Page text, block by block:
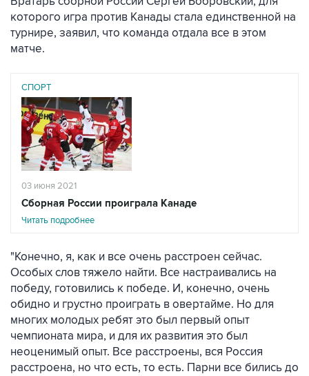
которого игра против Канады стала единственной на
турнире, заявил, что команда отдала все в этом
матче.
СПОРТ
03 июня 2021
Сборная России проиграла Канаде
Читать подробнее
"Конечно, я, как и все очень расстроен сейчас.
Особых слов тяжело найти. Все настраивались на
победу, готовились к победе. И, конечно, очень
обидно и грустно проиграть в овертайме. Но для
многих молодых ребят это был первый опыт
чемпионата мира, и для их развития это был
неоценимый опыт. Все расстроены, вся Россия
расстроена, но что есть, то есть. Парни все бились до